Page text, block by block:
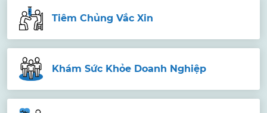
Tiêm Chủng Vắc Xin
Khám Sức Khỏe Doanh Nghiệp